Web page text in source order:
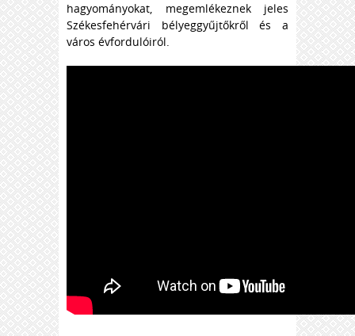
hagyományokat, megemlékeznek jeles
Székesfehérvári bélyeggyűjtőkről és a
város évfordulóiról.